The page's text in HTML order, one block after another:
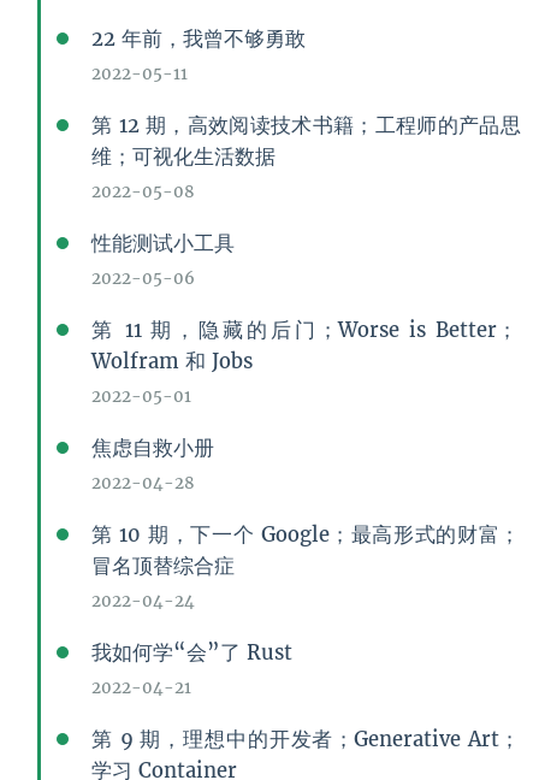
22 年前，我曾不够勇敢
2022-05-11
第 12 期，高效阅读技术书籍；工程师的产品思
维；可视化生活数据
2022-05-08
性能测试小工具
2022-05-06
第 11 期，隐藏的后门；Worse is Better；
Wolfram 和 Jobs
2022-05-01
焦虑自救小册
2022-04-28
第 10 期，下一个 Google；最高形式的财富；
冒名顶替综合症
2022-04-24
我如何学“会”了 Rust
2022-04-21
第 9 期，理想中的开发者；Generative Art；
学习 Container